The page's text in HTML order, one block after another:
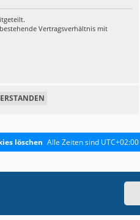
Vertragsverhältnis mit
Alle Zeiten sind UTC+02:00
löschen